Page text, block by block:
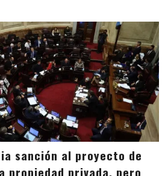
sanción al proyecto de
propiedad privada, pero